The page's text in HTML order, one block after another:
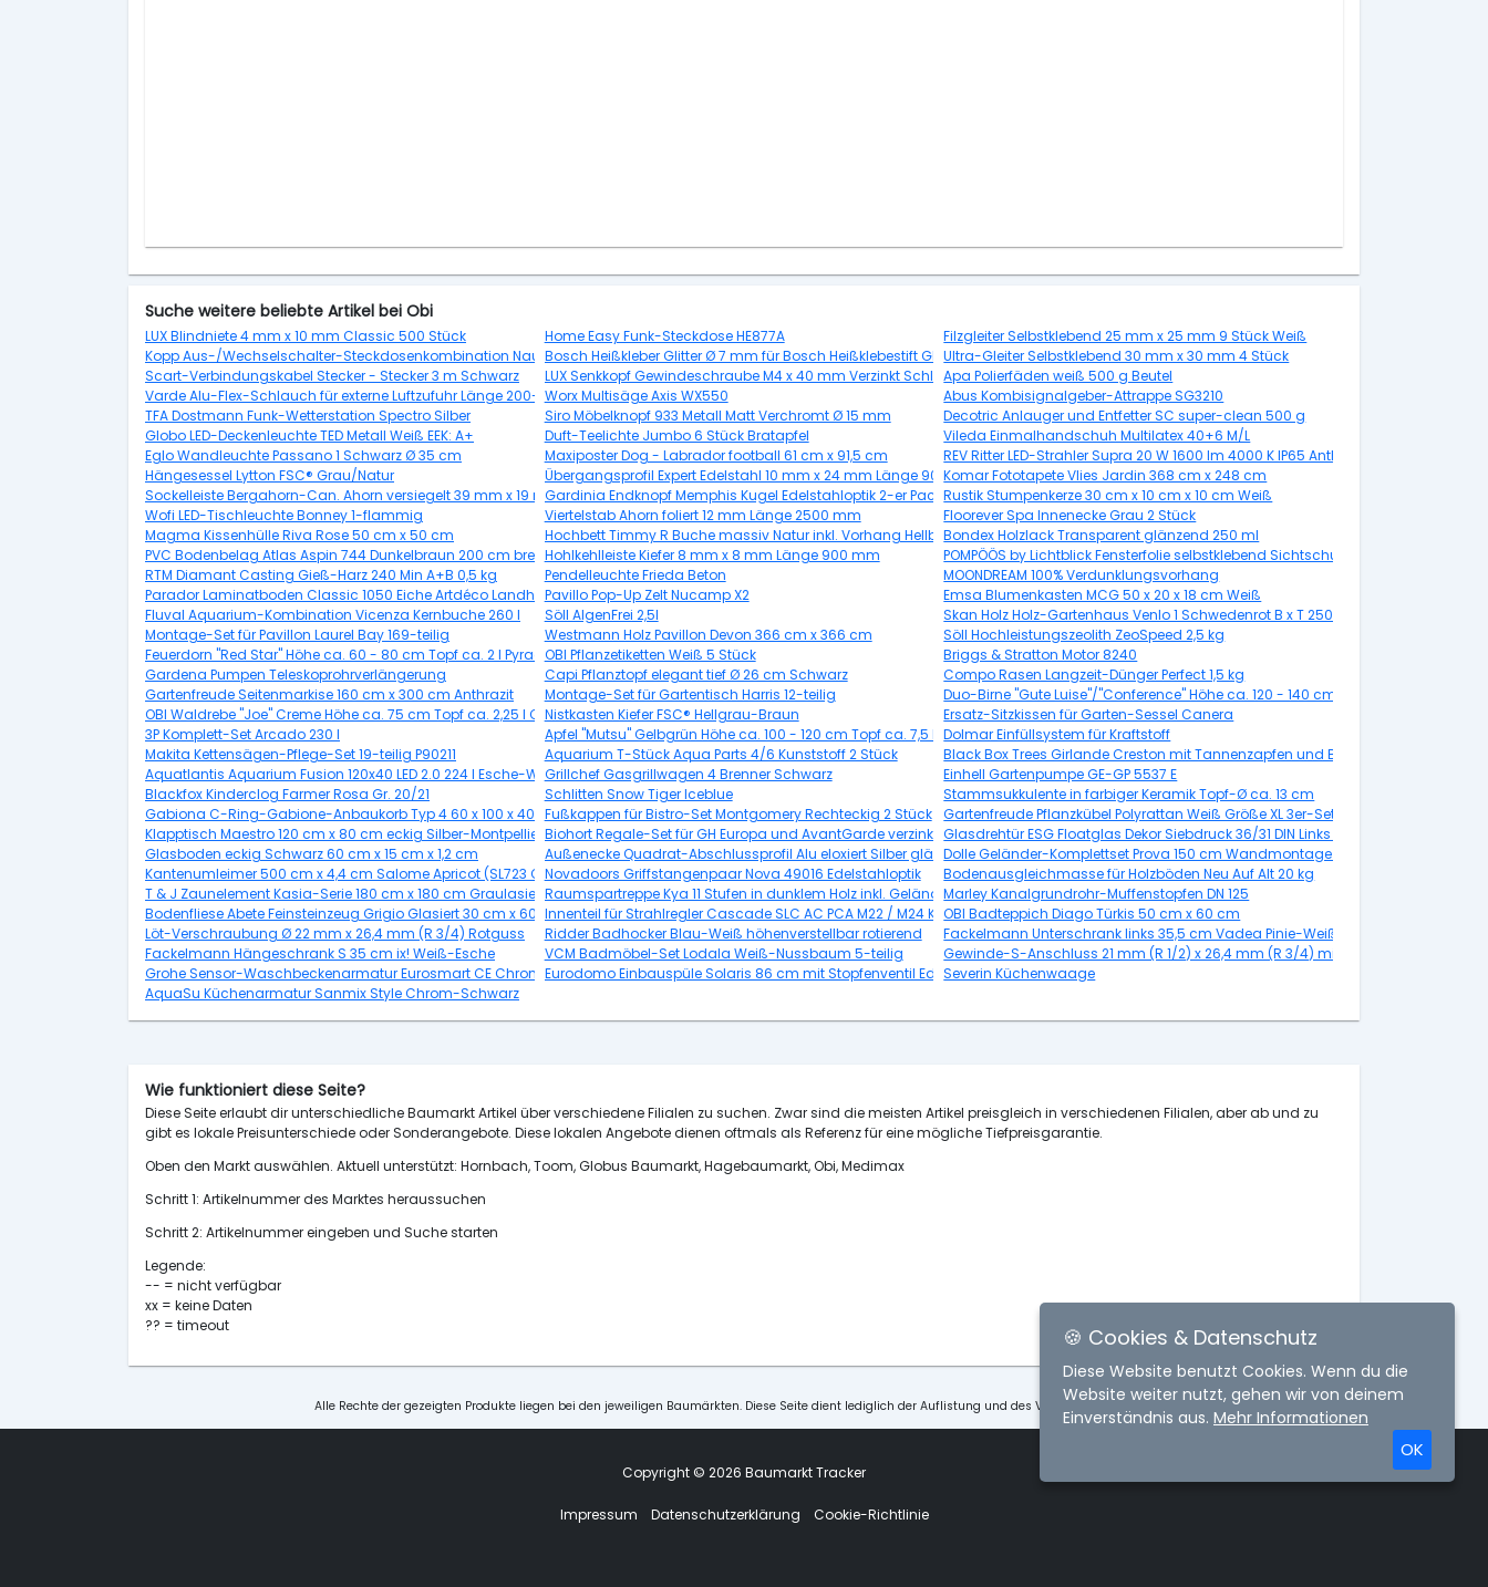
Suche weitere beliebte Artikel bei Obi
LUX Blindniete 4 mm x 10 mm Classic 500 Stück Home Easy Funk-Steckdose HE877A
Filzgleiter Selbstklebend 25 mm x 25 mm 9 Stück Weiß
Kopp Aus-/Wechselschalter-Steckdosenkombination Nautic Senkrecht AnthrazitBosch Heißkleber Glitter Ø 7 mm für Bosch Heißklebestift GlueyUltra-Gleiter Selbstklebend 30 mm x 30 mm 4 Stück
Scart-Verbindungskabel Stecker - Stecker 3 m Schwarz
LUX Senkkopf Gewindeschraube M4 x 40 mm Verzinkt Schlitz 8 Stück mit Muttern
Apa Polierfäden weiß 500 g Beutel
Varde Alu-Flex-Schlauch für externe Luftzufuhr Länge 200-250 cm, Ø80 mm
Worx Multisäge Axis WX550
Abus Kombisignalgeber-Attrappe SG3210
TFA Dostmann Funk-Wetterstation Spectro Silber
Siro Möbelknopf 933 Metall Matt Verchromt Ø 15 mm
Decotric Anlauger und Entfetter SC super-clean 500 g
Globo LED-Deckenleuchte TED Metall Weiß EEK: A+
Duft-Teelichte Jumbo 6 Stück Bratapfel
Vileda Einmalhandschuh Multilatex 40+6 M/L
Eglo Wandleuchte Passano 1 Schwarz Ø 35 cm
Maxiposter Dog - Labrador football 61 cm x 91,5 cm
REV Ritter LED-Strahler Supra 20 W 1600 lm 4000 K IP65 Anthrazit
Hängesessel Lytton FSC® Grau/Natur
Übergangsprofil Expert Edelstahl 10 mm x 24 mm Länge 900 mmKomar Fototapete Vlies Jardin 368 cm x 248 cm
Sockelleiste Bergahorn-Can. Ahorn versiegelt 39 mm x 19 mm x Länge 2500 mmGardinia Endknopf Memphis Kugel Edelstahloptik 2-er Pack Rustik Stumpenkerze 30 cm x 10 cm x 10 cm Weiß
Wofi LED-Tischleuchte Bonney 1-flammig
Viertelstab Ahorn foliert 12 mm Länge 2500 mm
Floorever Spa Innenecke Grau 2 Stück
Magma Kissenhülle Riva Rose 50 cm x 50 cm
Hochbett Timmy R Buche massiv Natur inkl. Vorhang Hellblau-DunkelblauBondex Holzlack Transparent glänzend 250 ml
PVC Bodenbelag Atlas Aspin 744 Dunkelbraun 200 cm breit Hohlkehlleiste Kiefer 8 mm x 8 mm Länge 900 mm
POMPÖÖS by Lichtblick Fensterfolie selbstklebend Sichtschutz Rot 50 cm x 100 cm
RTM Diamant Casting Gieß-Harz 240 Min A+B 0,5 kg
Pendelleuchte Frieda Beton
MOONDREAM 100% Verdunklungsvorhang
Parador Laminatboden Classic 1050 Eiche Artdéco Landhausdiele V-FugePavillo Pop-Up Zelt Nucamp X2
Emsa Blumenkasten MCG 50 x 20 x 18 cm Weiß
Fluval Aquarium-Kombination Vicenza Kernbuche 260 l
Söll AlgenFrei 2,5l
Skan Holz Holz-Gartenhaus Venlo 1 Schwedenrot B x T 250 cm x 250 cm
Montage-Set für Pavillon Laurel Bay 169-teilig
Westmann Holz Pavillon Devon 366 cm x 366 cm
Söll Hochleistungszeolith ZeoSpeed 2,5 kg
Feuerdorn "Red Star" Höhe ca. 60 - 80 cm Topf ca. 2 l PyracanthaOBI Pflanzetiketten Weiß 5 Stück
Briggs & Stratton Motor 8240
Gardena Pumpen Teleskoprohrverlängerung
Capi Pflanztopf elegant tief Ø 26 cm Schwarz
Compo Rasen Langzeit-Dünger Perfect 1,5 kg
Gartenfreude Seitenmarkise 160 cm x 300 cm Anthrazit
Montage-Set für Gartentisch Harris 12-teilig
Duo-Birne "Gute Luise"/"Conference" Höhe ca. 120 - 140 cm Topf ca. 7,5 l Pyrus
OBI Waldrebe "Joe" Creme Höhe ca. 75 cm Topf ca. 2,25 l ClematisNistkasten Kiefer FSC® Hellgrau-Braun
Ersatz-Sitzkissen für Garten-Sessel Canera
3P Komplett-Set Arcado 230 l
Apfel "Mutsu" Gelbgrün Höhe ca. 100 - 120 cm Topf ca. 7,5 l Malus domesticaDolmar Einfüllsystem für Kraftstoff
Makita Kettensägen-Pflege-Set 19-teilig P90211
Aquarium T-Stück Aqua Parts 4/6 Kunststoff 2 Stück
Black Box Trees Girlande Creston mit Tannenzapfen und Beeren Grün frosted
Aquatlantis Aquarium Fusion 120x40 LED 2.0 224 l Esche-WeißGrillchef Gasgrillwagen 4 Brenner Schwarz
Einhell Gartenpumpe GE-GP 5537 E
Blackfox Kinderclog Farmer Rosa Gr. 20/21
Schlitten Snow Tiger Iceblue
Stammsukkulente in farbiger Keramik Topf-Ø ca. 13 cm
Gabiona C-Ring-Gabione-Anbaukorb Typ 4 60 x 100 x 40 cm Maschenw 5 x 10 cmFußkappen für Bistro-Set Montgomery Rechteckig 2 Stück
Gartenfreude Pflanzkübel Polyrattan Weiß Größe XL 3er-Set
Klapptisch Maestro 120 cm x 80 cm eckig Silber-Montpellier Biohort Regale-Set für GH Europa und AvantGarde verzinkt Glasdrehtür ESG Floatglas Dekor Siebdruck 36/31 DIN Links 1972 x 709 x 8 mm
Glasboden eckig Schwarz 60 cm x 15 cm x 1,2 cm
Außenecke Quadrat-Abschlussprofil Alu eloxiert Silber glänzend 10 mmDolle Geländer-Komplettset Prova 150 cm Wandmontage Weiß
Kantenumleimer 500 cm x 4,4 cm Salome Apricot (SL723 C)Novadoors Griffstangenpaar Nova 49016 Edelstahloptik
Bodenausgleichmasse für Holzböden Neu Auf Alt 20 kg
T & J Zaunelement Kasia-Serie 180 cm x 180 cm Graulasiert Raumspartreppe Kya 11 Stufen in dunklem Holz inkl. Geländer in GrauMarley Kanalgrundrohr-Muffenstopfen DN 125
Bodenfliese Abete Feinsteinzeug Grigio Glasiert 30 cm x 60 cmInnenteil für Strahlregler Cascade SLC AC PCA M22 / M24 Kunststoff 2 StückOBI Badteppich Diago Türkis 50 cm x 60 cm
Löt-Verschraubung Ø 22 mm x 26,4 mm (R 3/4) Rotguss
Ridder Badhocker Blau-Weiß höhenverstellbar rotierend
Fackelmann Unterschrank links 35,5 cm Vadea Pinie-Weiß
Fackelmann Hängeschrank S 35 cm ix! Weiß-Esche
VCM Badmöbel-Set Lodala Weiß-Nussbaum 5-teilig
Gewinde-S-Anschluss 21 mm (R 1/2) x 26,4 mm (R 3/4) mit Rosette
Grohe Sensor-Waschbeckenarmatur Eurosmart CE Chrom Eurodomo Einbauspüle Solaris 86 cm mit Stopfenventil Edelstahl GlattSeverin Küchenwaage
AquaSu Küchenarmatur Sanmix Style Chrom-Schwarz
Wie funktioniert diese Seite?
Diese Seite erlaubt dir unterschiedliche Baumarkt Artikel über verschiedene Filialen zu suchen. Zwar sind die meisten Artikel preisgleich in verschiedenen Filialen, aber ab und zu
gibt es lokale Preisunterschiede oder Sonderangebote. Diese lokalen Angebote dienen oftmals als Referenz für eine mögliche Tiefpreisgarantie.
Oben den Markt auswählen. Aktuell unterstützt: Hornbach, Toom, Globus Baumarkt, Hagebaumarkt, Obi, Medimax
Schritt 1: Artikelnummer des Marktes heraussuchen
Schritt 2: Artikelnummer eingeben und Suche starten
Legende:
-- = nicht verfügbar
xx = keine Daten
?? = timeout
Alle Rechte der gezeigten Produkte liegen bei den jeweiligen Baumärkten. Diese Seite dient lediglich der Auflistung und des Vergleichs der Produkte.
🍪 Cookies & Datenschutz
Diese Website benutzt Cookies. Wenn du die
Website weiter nutzt, gehen wir von deinem
Einverständnis aus. Mehr Informationen
OK
Copyright © 2026 Baumarkt Tracker
Impressum Datenschutzerklärung Cookie-Richtlinie